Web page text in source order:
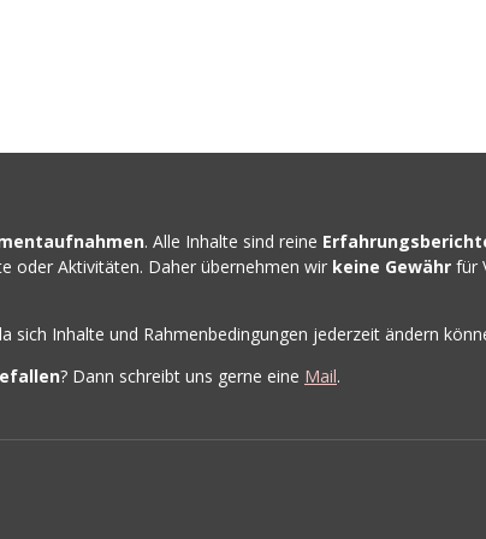
. Alle Inhalte sind reine
oder Aktivitäten. Daher übernehmen wir keine Gewähr für
sich Inhalte und Rahmenbedingungen jederzeit ändern
? Dann schreibt uns gerne eine Mail.